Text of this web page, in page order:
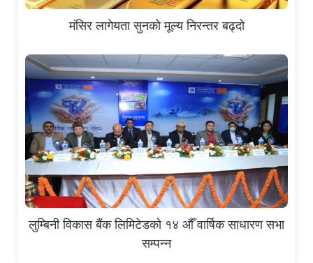
मंसिर लागेयता सुनको मूल्य निरन्तर बढ्दो
लुम्बिनी विकास बैंक लिमिटेडको १४ औँ वार्षिक साधारण सभा
सम्पन्न